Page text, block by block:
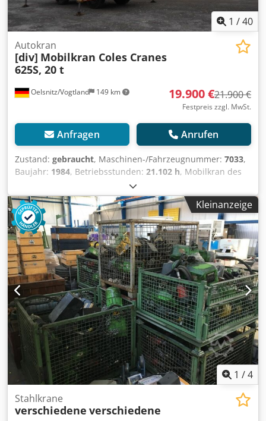
1 /40
Oelsnitz/Vogtland 149 km
Autokran
[div] Mobilkran Coles Cranes
625S, 20 t
19.900 €21.900 €
Festpreis zzgl. MwSt.
Anfragen Anrufen
Zustand: gebraucht, Maschinen-/Fahrzeugnummer: 7033,
Baujahr: 1984, Betriebsstunden: 21.102 h, Mobilkran des
Hersteller Coles Cranes Typ 625S Baujahr 1984, 21102
Stunden abgelesen laut Zähler, max. Traglast: 20000 kg bei
3m, 1700 kg Traglast bei max. Ausladung 18m,
Abstützbasis 5,9 x 5,9, Gesamtmasse des Kranes 22.400 kg,
Transportabmessungen 10,86 m x 2,5 m x 4,0 m,
Drehbereich 360°, Radformel 4x4, Cedpfxozcbmis Aflorf
Hydraulische Federung, Hubraum 6086 cm³, Leistung: 89
kW (121 PS) bei 2500/min, Motor: 6-Zylinder Deutz
Dieselmotor, wassergekühlt, Getriebe: 4 Stufen Automatic -
Getriebe, Bereifung: 385/95R 24, Profil vorn 21mm hinten
18mm, nähere Daten und weiter Bilder gern auf Anfrage,
diese Beschreibung stellt kein verbindliches Angebot dar
und kann Fehler beinhalten, keine Gewähr auf alle
Angaben
Kleinanzeige
1 /4
Stahlkrane
verschiedene verschiedene